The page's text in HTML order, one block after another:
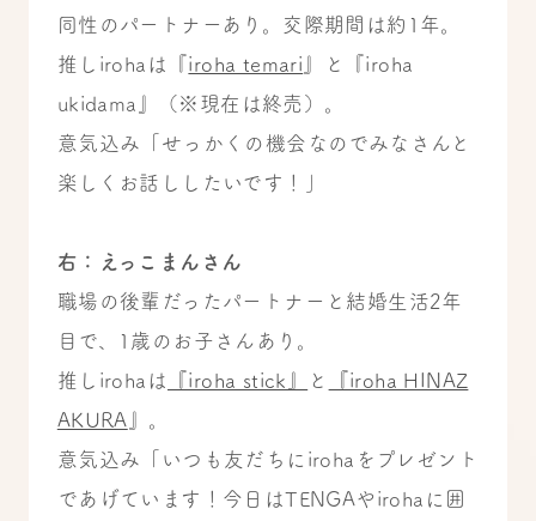
同性のパートナーあり。交際期間は約1年。
推しirohaは『 iroha temari と『 iroha
ukidama
』（※現在は終売）
。
意気込み「せっかくの機会なのでみなさんと
楽しくお話ししたいです！」
右：えっこまんさん
職場の後輩だったパートナーと結婚生活2年
目で、1歳のお子さんあり。
推しirohaは
『iroha stick』 と
『iroha HINAZ
AKURA
。
意気込み「いつも友だちにirohaをプレゼント
であげています！今日はTENGAやirohaに囲